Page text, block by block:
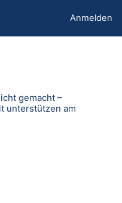
Anmelden
gemacht –
unterstützen am